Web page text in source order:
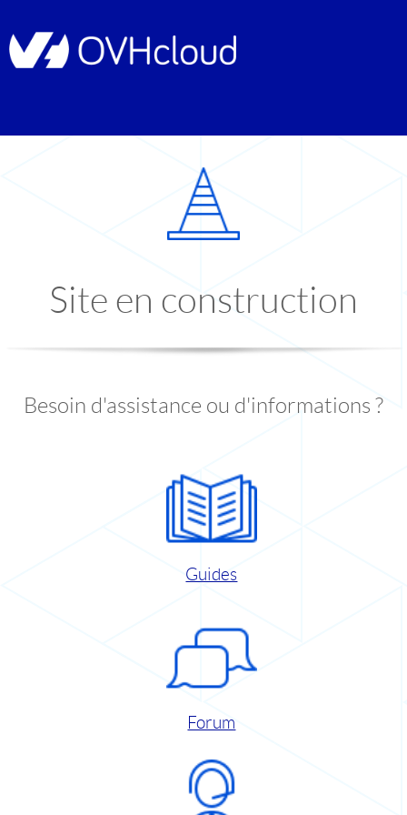
Site en construction
Besoin d'assistance ou d'informations ?
Guides
Forum